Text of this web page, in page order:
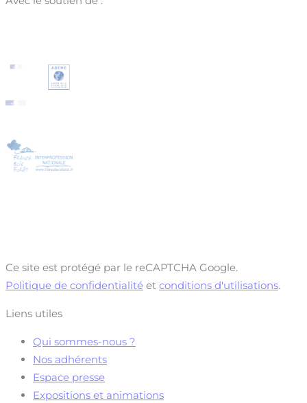
Ce site est protégé par le reCAPTCHA Google.
Politique de confidentialité et conditions d'utilisations.
Liens utiles
Qui sommes-nous ?
Nos adhérents
Espace presse
Expositions et animations